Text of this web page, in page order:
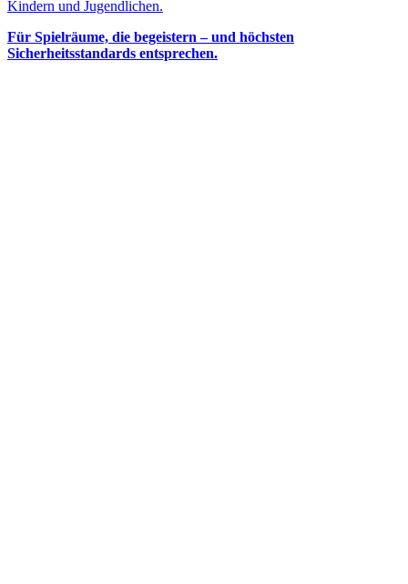
Kindern und Jugendlichen.
Für Spielräume, die begeistern – und höchsten
Sicherheitsstandards entsprechen.